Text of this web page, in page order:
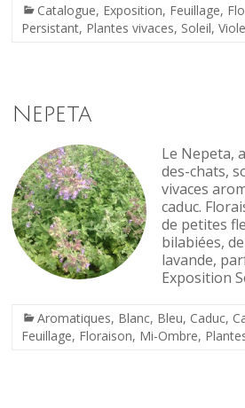
Catalogue, Exposition, Feuillage,
Persistant, Plantes vivaces, Soleil,
Nepeta
Le Nepeta,
des-chats,
vivaces
caduc.
de petites
bilabiées,
lavande,
Exposition
Aromatiques, Blanc, Bleu, Caduc,
Feuillage, Floraison, Mi-Ombre,